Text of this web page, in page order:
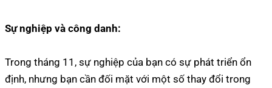
Sự nghiệp và công danh:
Trong tháng 11, sự nghiệp của bạn có sự phát triển ổn
định, nhưng bạn cần đối mặt với một số thay đổi trong